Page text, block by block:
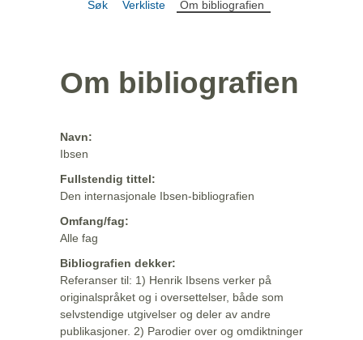
Søk Verkliste Om bibliografien
Om bibliografien
Navn:
Ibsen
Fullstendig tittel:
Den internasjonale Ibsen-bibliografien
Omfang/fag:
Alle fag
Bibliografien dekker:
Referanser til: 1) Henrik Ibsens verker på
originalspråket og i oversettelser, både som
selvstendige utgivelser og deler av andre
publikasjoner. 2) Parodier over og omdiktninger